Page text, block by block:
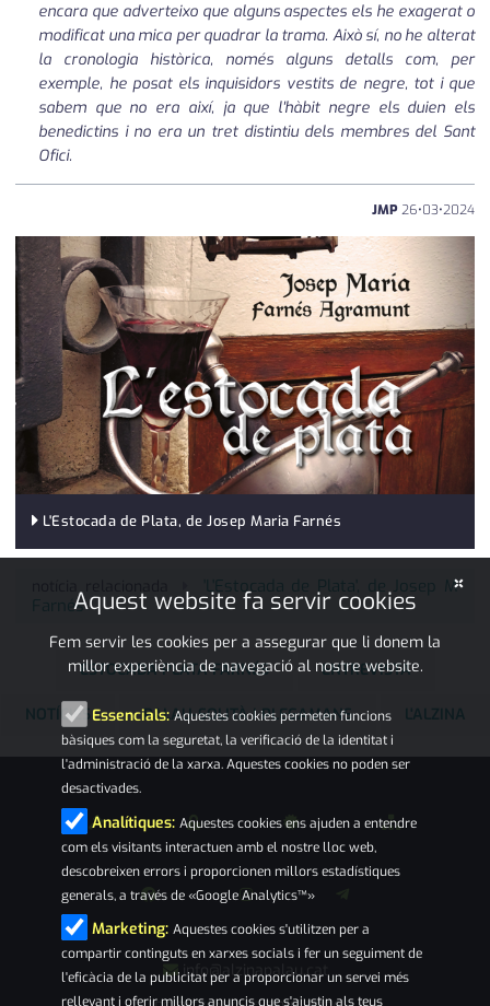
encara que adverteixo que alguns aspectes els he exagerat o
modificat una mica per quadrar la trama. Això sí, no he alterat
la cronologia històrica, només alguns detalls com, per
exemple, he posat els inquisidors vestits de negre, tot i que
sabem que no era així, ja que l'hàbit negre els duien els
benedictins i no era un tret distintiu dels membres del Sant
Ofici.
JMP26•03•2024
L'Estocada de Plata, de Josep Maria Farnés
notícia relacionada
'L'Estocada de Plata', de Josep M
Farnés
ESTOCADA PLATA FARNÉS ENTREVISTA
NOTÍCIES PALAU-SOLITÀ I PLEGAMANS L'ALZINA
info@alzinapalau.cat
×
Aquest website fa servir cookies
Fem servir les cookies per a assegurar que li donem la
millor experiència de navegació al nostre website.
Essencials: Aquestes cookies permeten funcions
bàsiques com la seguretat, la verificació de la identitat i
l'administració de la xarxa. Aquestes cookies no poden ser
desactivades.
Analítiques: Aquestes cookies ens ajuden a entendre
com els visitants interactuen amb el nostre lloc web,
descobreixen errors i proporcionen millors estadístiques
generals, a través de «Google Analytics™»
Marketing: Aquestes cookies s'utilitzen per a
compartir continguts en xarxes socials i fer un seguiment de
l'eficàcia de la publicitat per a proporcionar un servei més
rellevant i oferir millors anuncis que s'ajustin als teus